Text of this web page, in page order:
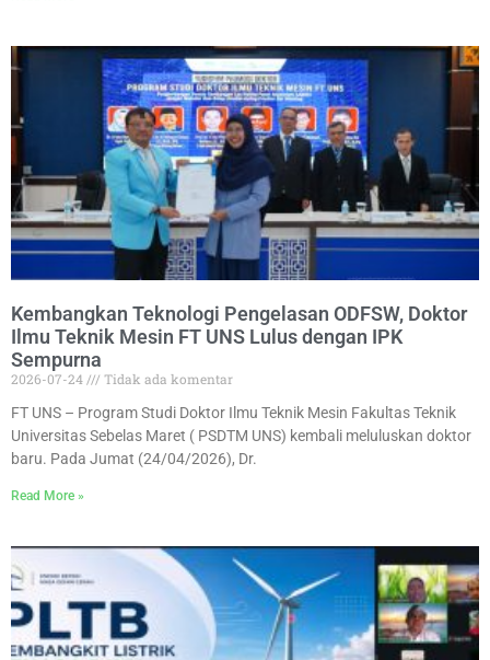
Kembangkan Teknologi Pengelasan ODFSW, Doktor
Ilmu Teknik Mesin FT UNS Lulus dengan IPK
Sempurna
2026-07-24
Tidak ada komentar
FT UNS – Program Studi Doktor Ilmu Teknik Mesin Fakultas Teknik
Universitas Sebelas Maret ( PSDTM UNS) kembali meluluskan doktor
baru. Pada Jumat (24/04/2026), Dr.
Read More »